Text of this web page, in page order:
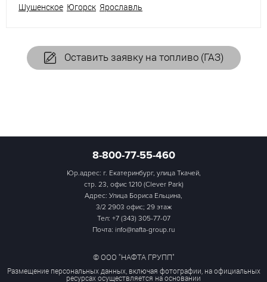
Шушенское Югорск Ярославль
Оставить заявку на топливо (ГАЗ)
8-800-77-55-460
Юр.адрес: г. Екатеринбург, улица Ткачей,
стр. 23, офис 1210 (Clever Park)
Адрес: Улица Бориса Ельцина,
3/2 2903 офис; 29 этаж
Тел: +7 (343) 305-77-07
Почта: info@nafta-group.ru
© ООО "НАФТА ГРУПП"
Размещение персональных данных, включая фотографии, на официальных
ресурсах осуществляется на основании